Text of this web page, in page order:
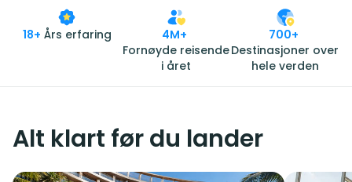
18+ Års erfaring
4M+
Fornøyde reisende
i året
700+
Destinasjoner over
hele verden
Alt klart før du lander